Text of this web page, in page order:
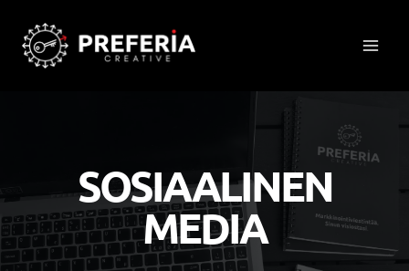
sisältöön
SOSIAALINEN
MEDIA